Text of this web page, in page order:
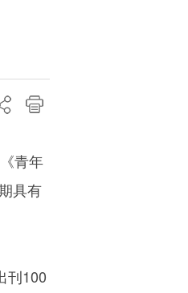
青年
具有
刊100